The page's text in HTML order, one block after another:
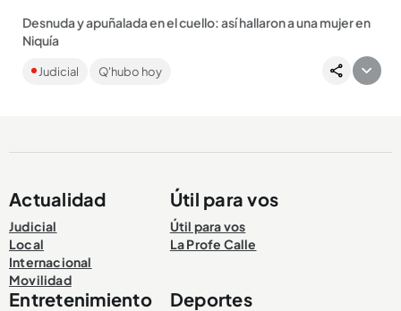
Desnuda y apuñalada en el cuello: así hallaron a una mujer en
Niquía
responsable de la muerte....
Judicial Q'hubo hoy
Compartir Noticia
Actualidad
Judicial
Local
Internacional
Movilidad
Útil para vos
Útil para vos
La Profe Calle
Entretenimiento Deportes